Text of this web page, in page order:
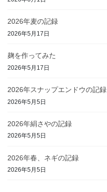
2026年麦の記録
2026年5月17日
麹を作ってみた
2026年5月17日
2026年スナップエンドウの記録
2026年5月5日
2026年絹さやの記録
2026年5月5日
2026年春、ネギの記録
2026年5月5日